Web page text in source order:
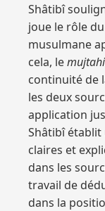
Shâtibî
joue le rôle
musulmane
cela, le
continuité de
les deux
application
Shâtibî
claires et
dans les
travail de
dans la